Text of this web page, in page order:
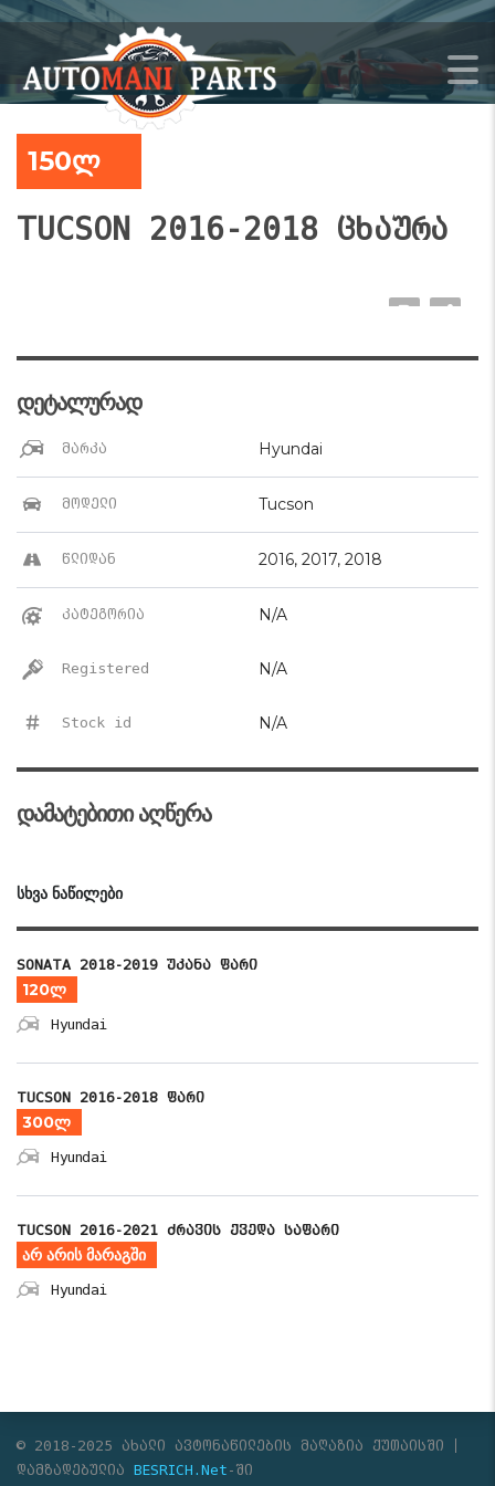
150ლ
TUCSON 2016-2018 ცხაურა
დეტალურად
მარკა Hyundai
მოდელი Tucson
წლიდან 2016, 2017, 2018
კატეგორია N/A
Registered N/A
Stock id N/A
დამატებითი აღწერა
ᲡᲮᲕᲐ ᲜᲐᲬᲘᲚᲔᲑᲘ
SONATA 2018-2019 უკანა ფარი
120ლ
Hyundai
TUCSON 2016-2018 ფარი
300ლ
Hyundai
TUCSON 2016-2021 ძრავის ქვედა საფარი
არ არის მარაგში
Hyundai
© 2018-2025 ახალი ავტონაწილების მაღაზია ქუთაისში
დამზადებულია BESRICH.Net -ში